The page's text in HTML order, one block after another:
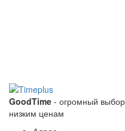
GoodTime - огромный
низким ценам